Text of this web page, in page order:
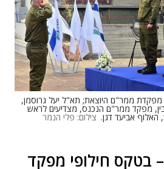
מפקדת ממר"ם היוצאת; תא"ל יעל גרוסמן,
מפקד ממר"ם הנכנס, מצדיעים לראש
האלוף אביעד דגן. צילום: פלי הנמר
בטקס חילופי מפקד